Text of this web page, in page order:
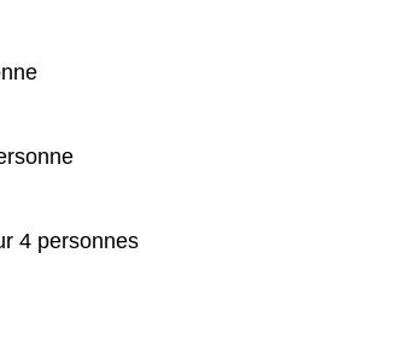
4 personnes